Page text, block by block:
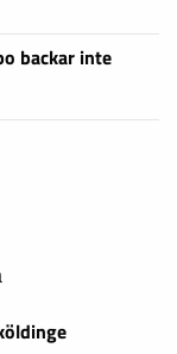
backar inte